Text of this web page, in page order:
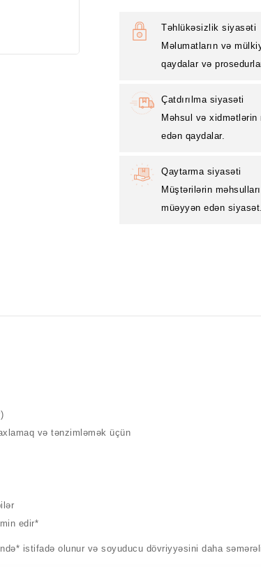
Təhlükəsizlik siyasəti
Məlumatların və
qaydalar və
Çatdırılma siyasəti
Məhsul və xidmətlərin
edən qaydalar.
Qaytarma siyasəti
Müştərilərin
müəyyən edən siyasət.
və tənzimləmək üçün
edir*
istifadə olunur və soyuducu dövriyyəsini daha